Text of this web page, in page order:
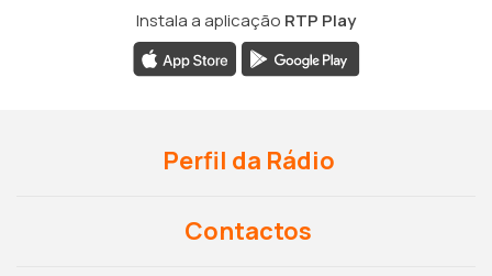
Instala a aplicação RTP Play
Perfil da Rádio
Contactos